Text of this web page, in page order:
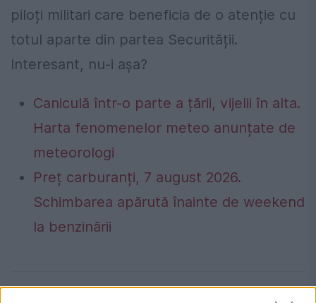
piloți militari care beneficia de o atenție cu
totul aparte din partea Securității.
Interesant, nu-i așa?
Caniculă într-o parte a țării, vijelii în alta.
Harta fenomenelor meteo anunțate de
meteorologi
Preț carburanți, 7 august 2026.
Schimbarea apărută înainte de weekend
la benzinării